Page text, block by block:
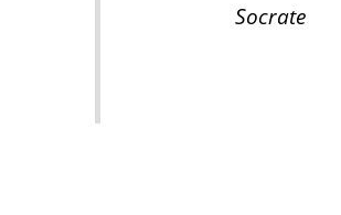
Socrate